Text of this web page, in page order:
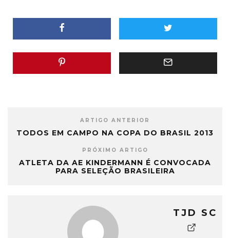
ARTIGO ANTERIOR
TODOS EM CAMPO NA COPA DO BRASIL 2013
PRÓXIMO ARTIGO
ATLETA DA AE KINDERMANN É CONVOCADA
PARA SELEÇÃO BRASILEIRA
TJD SC